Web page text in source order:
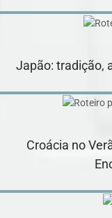
Japão: tradição,
Croácia no